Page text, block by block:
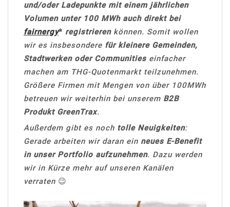
und/oder Ladepunkte mit einem jährlichen
Volumen unter 100 MWh auch direkt bei
fairnergy* registrierenkönnen. Somit wollen
wir es insbesondere für kleinere Gemeinden,
Stadtwerken oder Communities einfacher
machen am THG-Quotenmarkt teilzunehmen.
Größere Firmen mit Mengen von über 100MWh
betreuen wir weiterhin bei unserem B2B
Produkt GreenTrax.
Außerdem gibt es noch tolle Neuigkeiten:
Gerade arbeiten wir daran ein neues E-Benefit
in unser Portfolio aufzunehmen. Dazu werden
wir in Kürze mehr auf unseren Kanälen
verraten 😉